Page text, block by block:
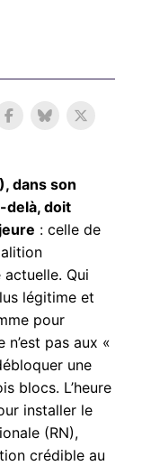
dans son
delà, doit
: celle de
actuelle. Qui
légitime et
pour
n’est pas aux «
une
blocs. L’heure
installer le
(RN),
crédible au